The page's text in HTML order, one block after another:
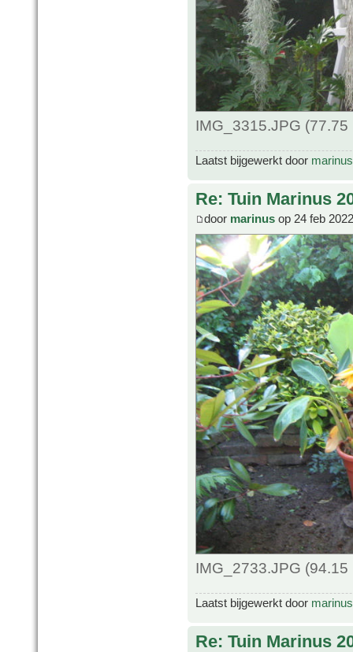
IMG_3315.JPG
Laatst bijgewerkt door marinus
Re: Tuin Marinus
door marinus op 24 feb
IMG_2733.JPG
Laatst bijgewerkt door marinus
Re: Tuin Marinus